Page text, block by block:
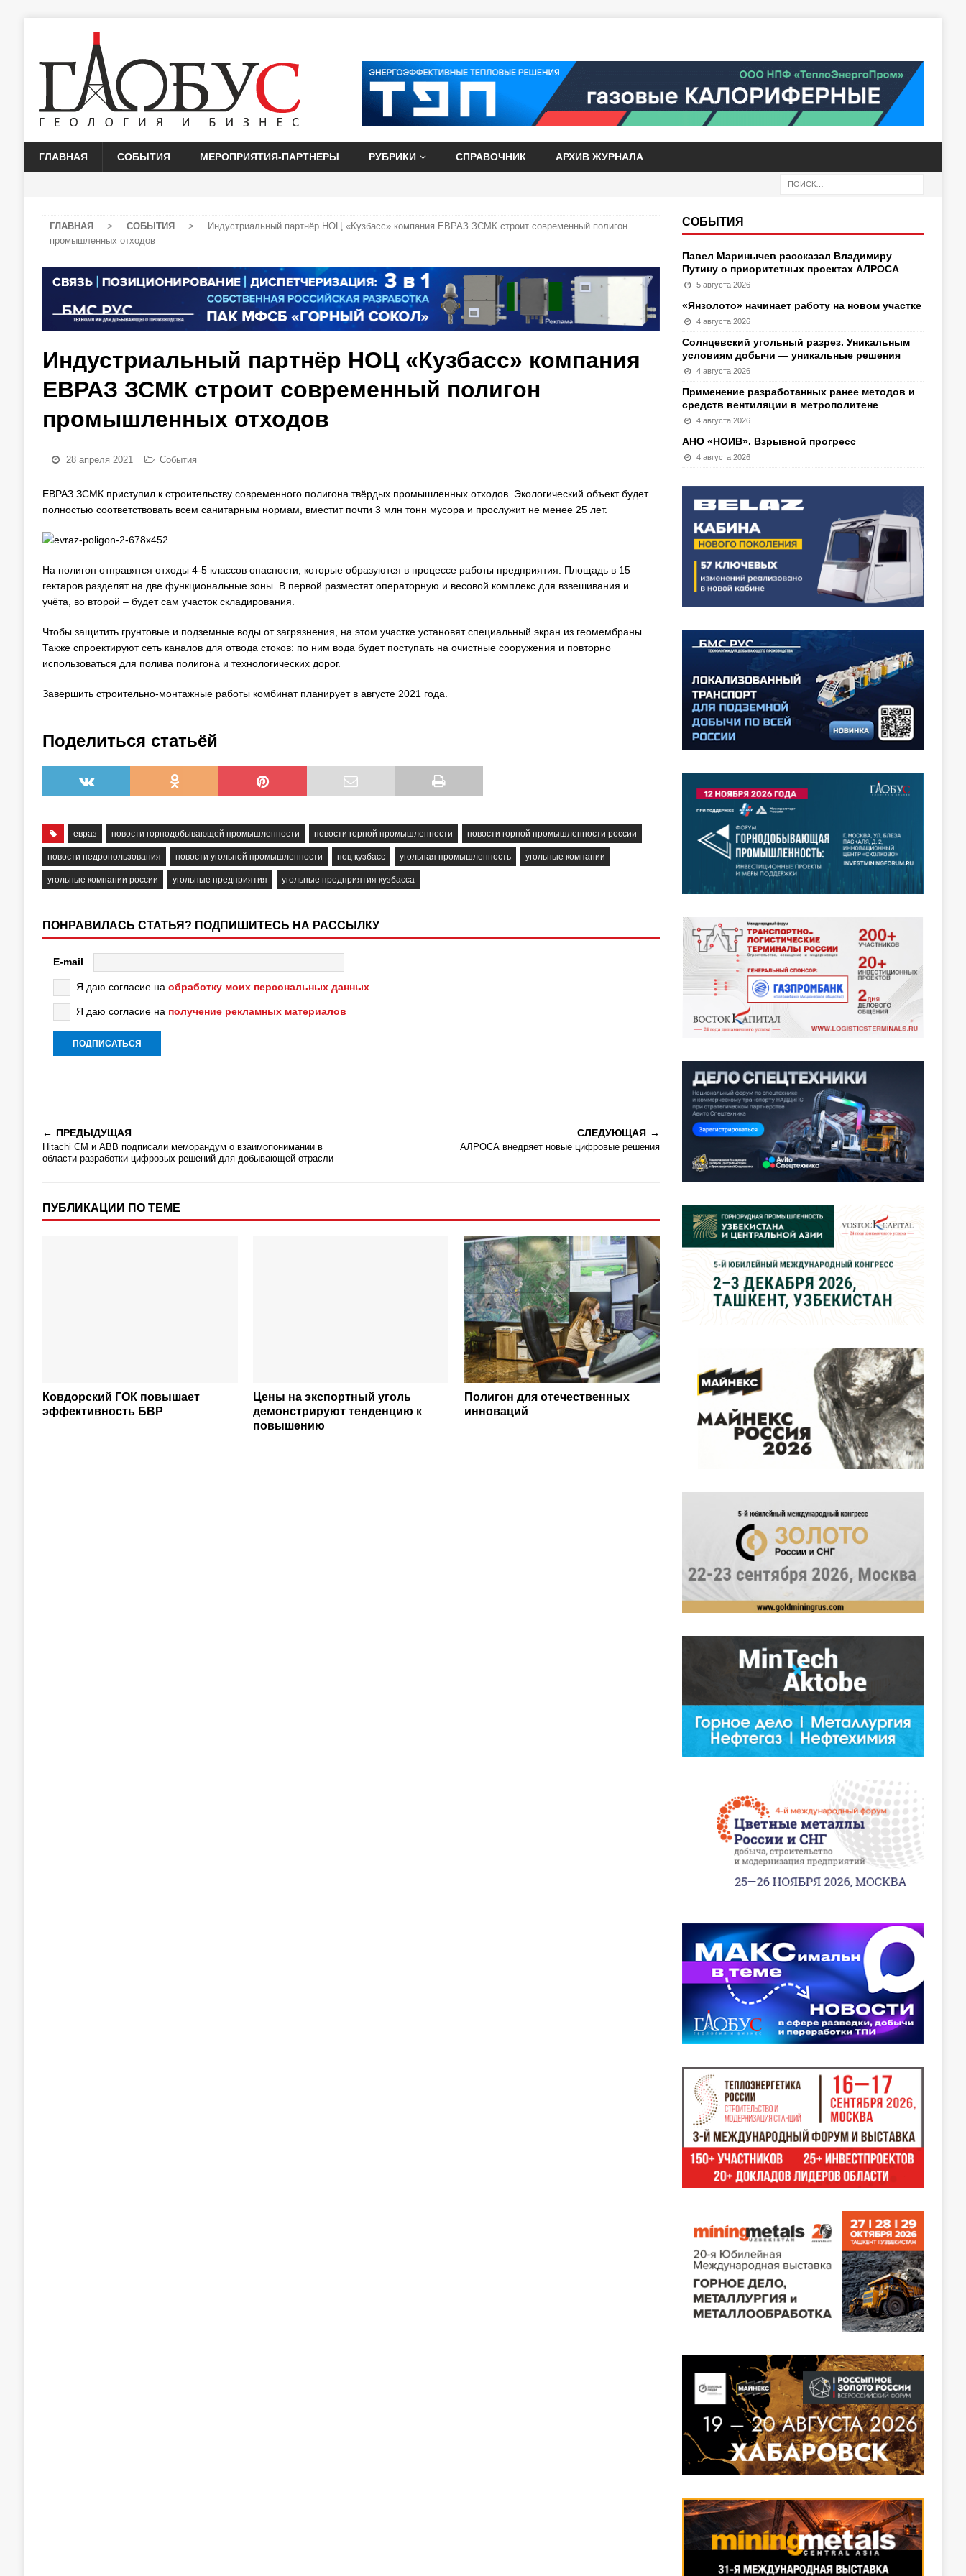
ГЛАВНАЯ СОБЫТИЯ МЕРОПРИЯТИЯ-ПАРТНЕРЫ РУБРИКИ СПРАВОЧНИК АРХИВ ЖУРНАЛА
ГЛАВНАЯ > СОБЫТИЯ >
Индустриальный партнёр НОЦ «Кузбасс» компания ЕВРАЗ ЗСМК строит современный полигон
промышленных отходов
Индустриальный партнёр НОЦ «Кузбасс» компания
ЕВРАЗ ЗСМК строит современный полигон
промышленных отходов
28 апреля 2021 События
ЕВРАЗ ЗСМК приступил к строительству современного полигона твёрдых промышленных отходов. Экологический объект будет
полностью соответствовать всем санитарным нормам, вместит почти 3 млн тонн мусора и прослужит не менее 25 лет.
На полигон отправятся отходы 4-5 классов опасности, которые образуются в процессе работы предприятия. Площадь в 15
гектаров разделят на две функциональные зоны. В первой разместят операторную и весовой комплекс для взвешивания и
учёта, во второй – будет сам участок складирования.
Чтобы защитить грунтовые и подземные воды от загрязнения, на этом участке установят специальный экран из геомембраны.
Также спроектируют сеть каналов для отвода стоков: по ним вода будет поступать на очистные сооружения и повторно
использоваться для полива полигона и технологических дорог.
Завершить строительно-монтажные работы комбинат планирует в августе 2021 года.
Поделиться статьёй
евраз новости горнодобывающей промышленности новости горной промышленности новости горной промышленности россии
новости недропользования новости угольной промышленности ноц кузбасс угольная промышленность угольные компании
угольные компании россии угольные предприятия угольные предприятия кузбасса
ПОНРАВИЛАСЬ СТАТЬЯ? ПОДПИШИТЕСЬ НА РАССЫЛКУ
E-mail
Я даю согласие на обработку моих персональных данных
Я даю согласие на получение рекламных материалов
ПРЕДЫДУЩАЯ
Hitachi CM и ABB подписали меморандум о взаимопонимании в
области разработки цифровых решений для добывающей отрасли
СЛЕДУЮЩАЯ
АЛРОСА внедряет новые цифровые решения
ПУБЛИКАЦИИ ПО ТЕМЕ
Ковдорский ГОК повышает
эффективность БВР
Цены на экспортный уголь
демонстрируют тенденцию к
повышению
Полигон для отечественных
инноваций
СОБЫТИЯ
Павел Маринычев рассказал Владимиру
Путину о приоритетных проектах АЛРОСА
5 августа 2026
«Янзолото» начинает работу на новом участке
4 августа 2026
Солнцевский угольный разрез. Уникальным
условиям добычи — уникальные решения
4 августа 2026
Применение разработанных ранее методов и
средств вентиляции в метрополитене
4 августа 2026
АНО «НОИВ». Взрывной прогресс
4 августа 2026